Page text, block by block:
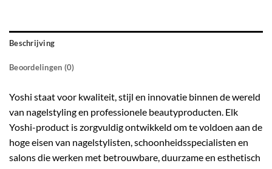
Beschrijving
Beoordelingen (0)
Yoshi staat voor kwaliteit, stijl en innovatie binnen de wereld
van nagelstyling en professionele beautyproducten. Elk
Yoshi-product is zorgvuldig ontwikkeld om te voldoen aan de
hoge eisen van nagelstylisten, schoonheidsspecialisten en
salons die werken met betrouwbare, duurzame en esthetisch